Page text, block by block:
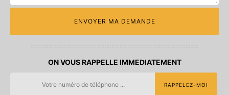
ON VOUS RAPPELLE IMMEDIATEMENT